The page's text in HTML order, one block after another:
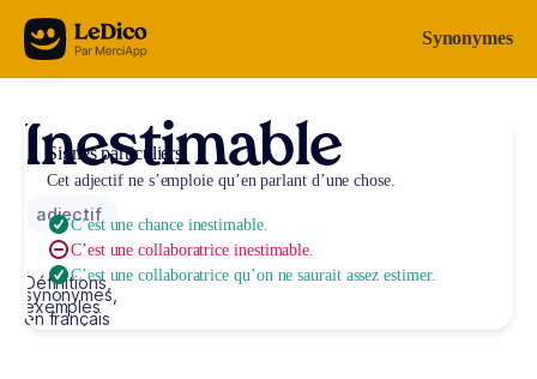
Aller au contenu Synonymes
Inestimable
adjectif
Définitions,
synonymes,
exemples
en français
Signes particuliers
Cet adjectif ne s’emploie qu’en parlant d’une chose.
C’est une chance inestimable.
C’est une collaboratrice inestimable.
C’est une collaboratrice qu’on ne saurait assez estimer.